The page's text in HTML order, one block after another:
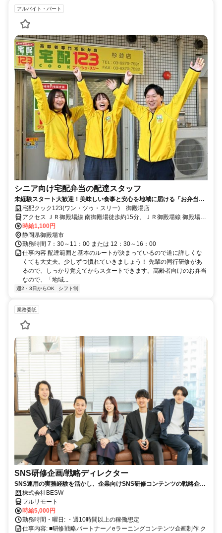
アルバイト・パート
シニア向け宅配弁当の配達スタッフ
未経験スタート大歓迎！美味しい食事と安心を地域に届ける「お弁当配
達」のお仕事を始めてみませんか？
宅配クック123(ワン・ツゥ・スリー) 御殿場店
アクセス ＪＲ御殿場線 南御殿場徒歩約15分、ＪＲ御殿場線 御殿場富
士山口徒歩約38分、ＪＲ御殿場線 富士岡徒歩約45分
時給1,100円
静岡県御殿場市
勤務時間 7：30～11：00 または 12：30～16：00
仕事内容 配達範囲と基本のルートが決まっているので道に詳しくな
くても大丈夫。少しずつ慣れていきましょう！ 先輩の同行研修があ
るので、しっかり覚えてからスタートできます。高齢者向けのお弁当
なので、「地域...
週2・3日からOK シフト制
業務委託
SNS研修企画/戦略ディレクター
SNS運用の実務経験を活かし、企業向けSNS研修コンテンツの戦略企
画・カリキュラム設計・監修を担う上流ポジションです。
株式会社BESW
フルリモート
時給5,000円
勤務時間・曜日: ・週10時間以上の稼働想定
仕事内容: ■研修戦略パートナー／eラーニングコンテンツ企画制作 ク